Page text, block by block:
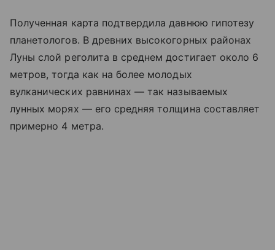
Полученная карта подтвердила давнюю гипотезу
планетологов. В древних высокогорных районах
Луны слой реголита в среднем достигает около 6
метров, тогда как на более молодых
вулканических равнинах — так называемых
лунных морях — его средняя толщина составляет
примерно 4 метра.